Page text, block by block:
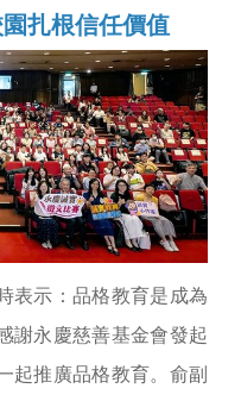
扎根信任價值
表示：品格教育是成為
謝永慶慈善基金會發起
起推廣品格教育。俞副